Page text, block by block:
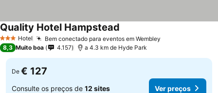
3 EstrelasHotel Bem conectado para eventos em Wembley
Quality Hotel Hampstead
8,3 Muito boa 4.157 a 4.3 km de Hyde Park
De € 127
Consulte os preços de 12 sites Ver preços